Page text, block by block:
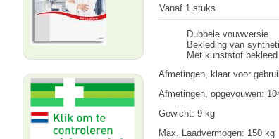
Vanaf 1 stuks
Dubbele vouwversie
Bekleding van
Met kunststof
Afmetingen, klaar voor
Afmetingen, opgevouwen:
Gewicht: 9 kg
Max. Laadvermogen: 150 kg